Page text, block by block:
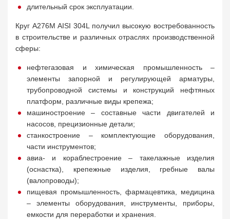
длительный срок эксплуатации.
Круг A276M AISI 304L получил высокую востребованность
в строительстве и различных отраслях производственной
сферы:
нефтегазовая и химическая промышленность –
элементы запорной и регулирующей арматуры,
трубопроводной системы и конструкций нефтяных
платформ, различные виды крепежа;
машиностроение – составные части двигателей и
насосов, прецизионные детали;
станкостроение – комплектующие оборудования,
части инструментов;
авиа- и кораблестроение – такелажные изделия
(оснастка), крепежные изделия, гребные валы
(валопроводы);
пищевая промышленность, фармацевтика, медицина
– элементы оборудования, инструменты, приборы,
емкости для переработки и хранения.